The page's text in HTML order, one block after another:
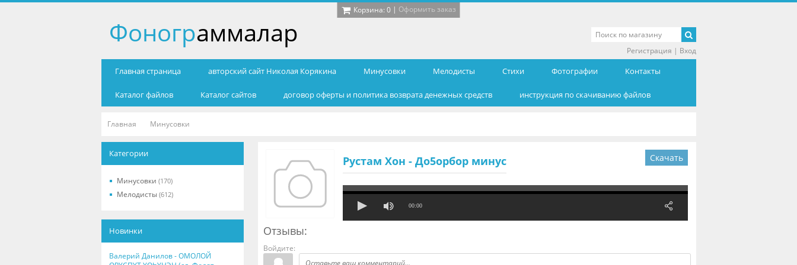
Корзина: 0| Оформить заказ
Фонограммалар
Главная страница авторский сайт Николая Корякина Минусовки Мелодисты Cтихи Фотографии Контакты
Каталог файлов Каталог сайтов договор оферты и политика возврата денежных средств инструкция по скачиванию файлов
Регистрация | Вход
Главная Минусовки
Рустам Хон - До5орбор минус Скачать
00:00
Отзывы:
Войдите:
Категории
Минусовки (170)
Мелодисты (612)
Новинки
Валерий Данилов - ОМОЛОЙ